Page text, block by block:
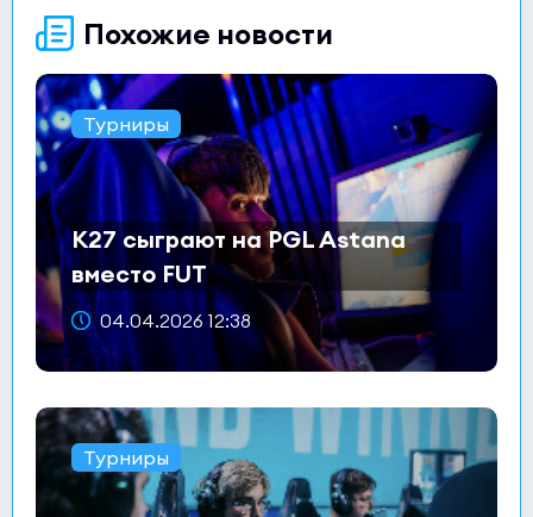
Похожие новости
Турниры
K27 сыграют на PGL Astana
вместо FUT
04.04.2026 12:38
Турниры